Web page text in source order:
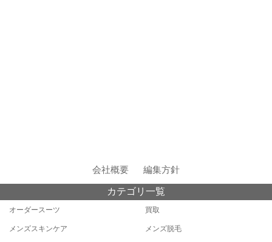
会社概要 編集方針
カテゴリ一覧
オーダースーツ 買取
メンズスキンケア メンズ脱毛